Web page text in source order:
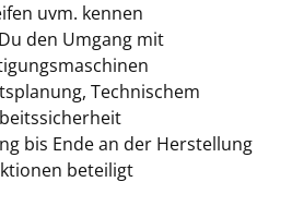
uvm. kennen
den Umgang mit
Technischem
bis Ende an der Herstellung
beteiligt